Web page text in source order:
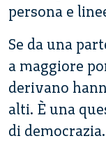
persona e
Se da una
a maggiore
derivano
alti. È una
di